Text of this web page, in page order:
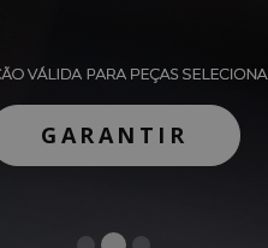
COMPRAR
GARANTIR
GARANTIR